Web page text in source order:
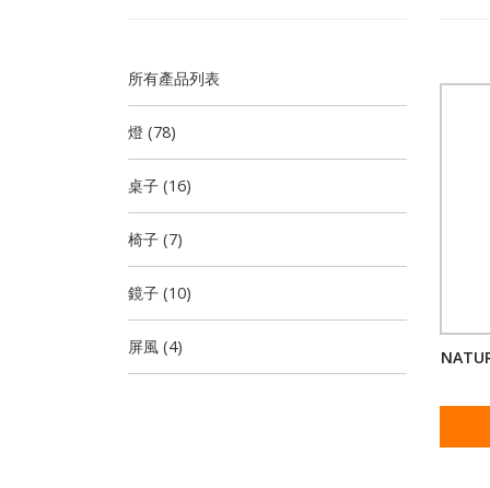
所有產品列表
燈 (78)
桌子 (16)
椅子 (7)
鏡子 (10)
屏風 (4)